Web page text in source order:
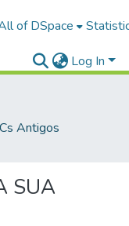
of DSpace
Log In
Antigos
SUA